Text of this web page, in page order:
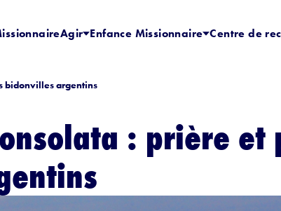
Agir Enfance Missionnaire Centre de
bidonvilles argentins
: prière et